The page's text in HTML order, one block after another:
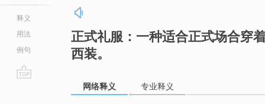
释义
用法
例句
正式礼服：一种适合正式场合穿
西装。
网络释义 专业释义